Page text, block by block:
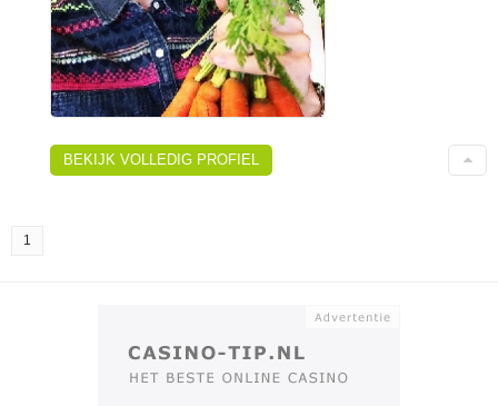
BEKIJK VOLLEDIG PROFIEL
1